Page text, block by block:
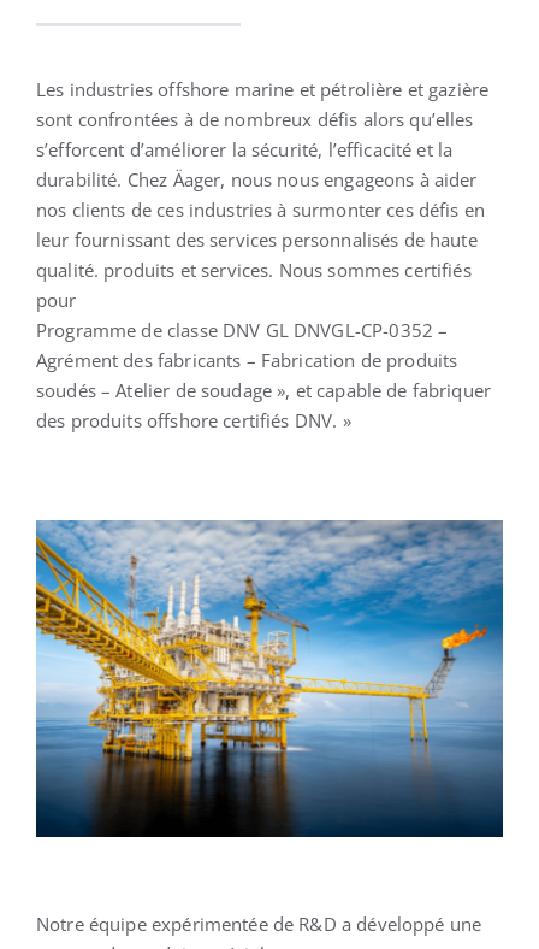
Français
Les industries offshore marine et pétrolière et gazière
sont confrontées à de nombreux défis alors qu’elles
s’efforcent d’améliorer la sécurité, l’efficacité et la
durabilité. Chez Äager, nous nous engageons à aider
nos clients de ces industries à surmonter ces défis en
leur fournissant des services personnalisés de haute
qualité. produits et services. Nous sommes certifiés
pour
Programme de classe DNV GL DNVGL-CP-0352 –
Agrément des fabricants – Fabrication de produits
soudés – Atelier de soudage », et capable de fabriquer
des produits offshore certifiés DNV. »
Notre équipe expérimentée de R&D a développé une